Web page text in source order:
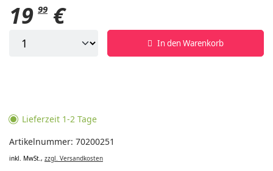
19 99 €
In den Warenkorb
Lieferzeit 1-2 Tage
Artikelnummer: 70200251
inkl. MwSt., zzgl. Versandkosten